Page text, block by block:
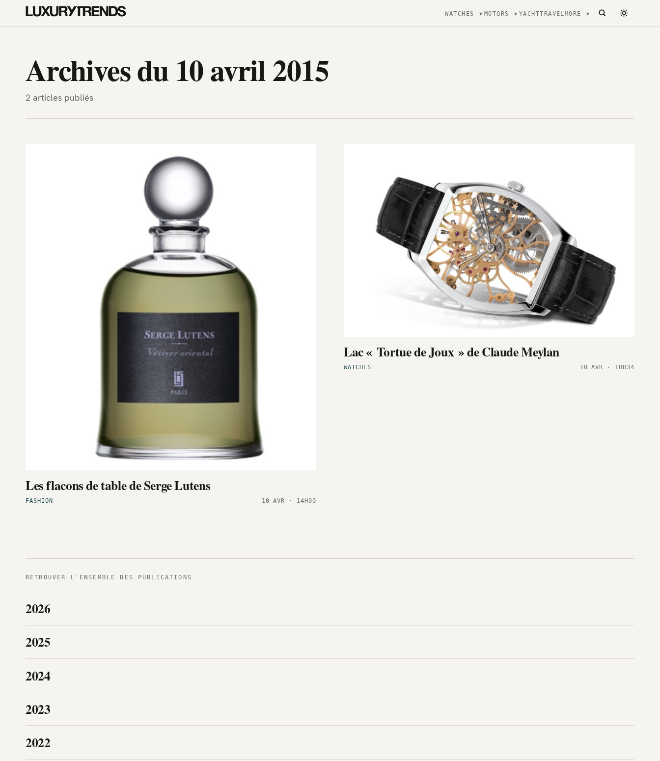
LuxuryTrends.fr — Magazine High-Tech, design, gadget, architecture, mode et Luxe
WATCHES MOTORS YACHTTRAVELMORE
Archives du 10 avril 2015
2 articles publiés
FASHION
Les flacons de table de Serge Lutens
10 AVR · 14H00
WATCHES
Lac « Tortue de Joux » de Claude Meylan
10 AVR · 10H34
RETROUVER L'ENSEMBLE DES PUBLICATIONS
2026
2025
2024
2023
2022